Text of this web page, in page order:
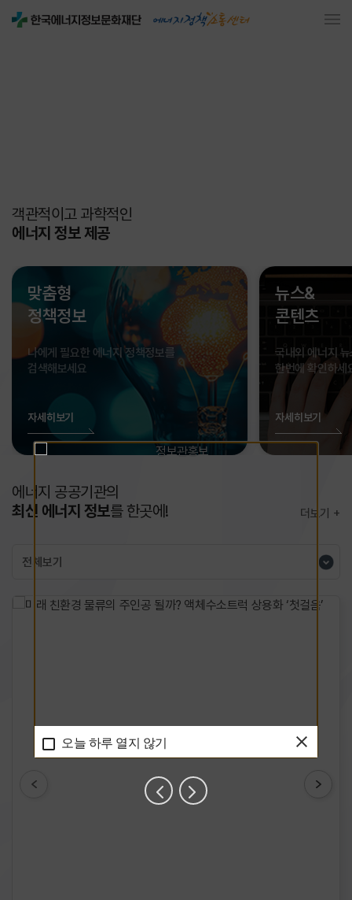
오늘 하루 열지 않기
객관적이고 과학적인
에너지 정보 제공
맞춤형
정책정보
나에게 필요한 에너지 정책정보를
검색해보세요
자세히보기
뉴스&
콘텐츠
국내외 에너지
한번에 확인하세
자세히보기
에너지 공공기관의
최신 에너지 정보를 한곳에!
에서는
(Enter)
클릭시
선택됩니다.
더보기